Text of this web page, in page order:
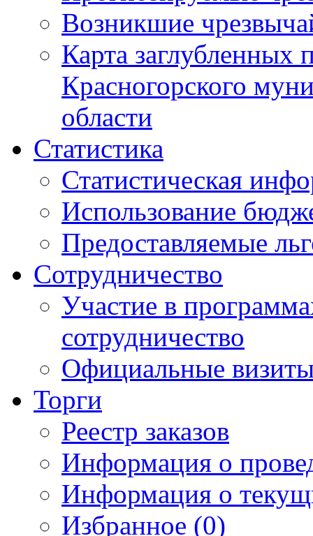
Возникшие
Карта
Красногорского
области
Статистика
Статистическая
Использование
Предоставляемые
Сотрудничество
Участие в
сотрудничество
Официальные
Торги
Реестр заказов
Информация о
Информация о
Избранное (0)